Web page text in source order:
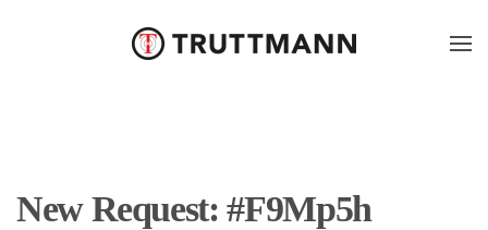
New Request: #F9Mp5h